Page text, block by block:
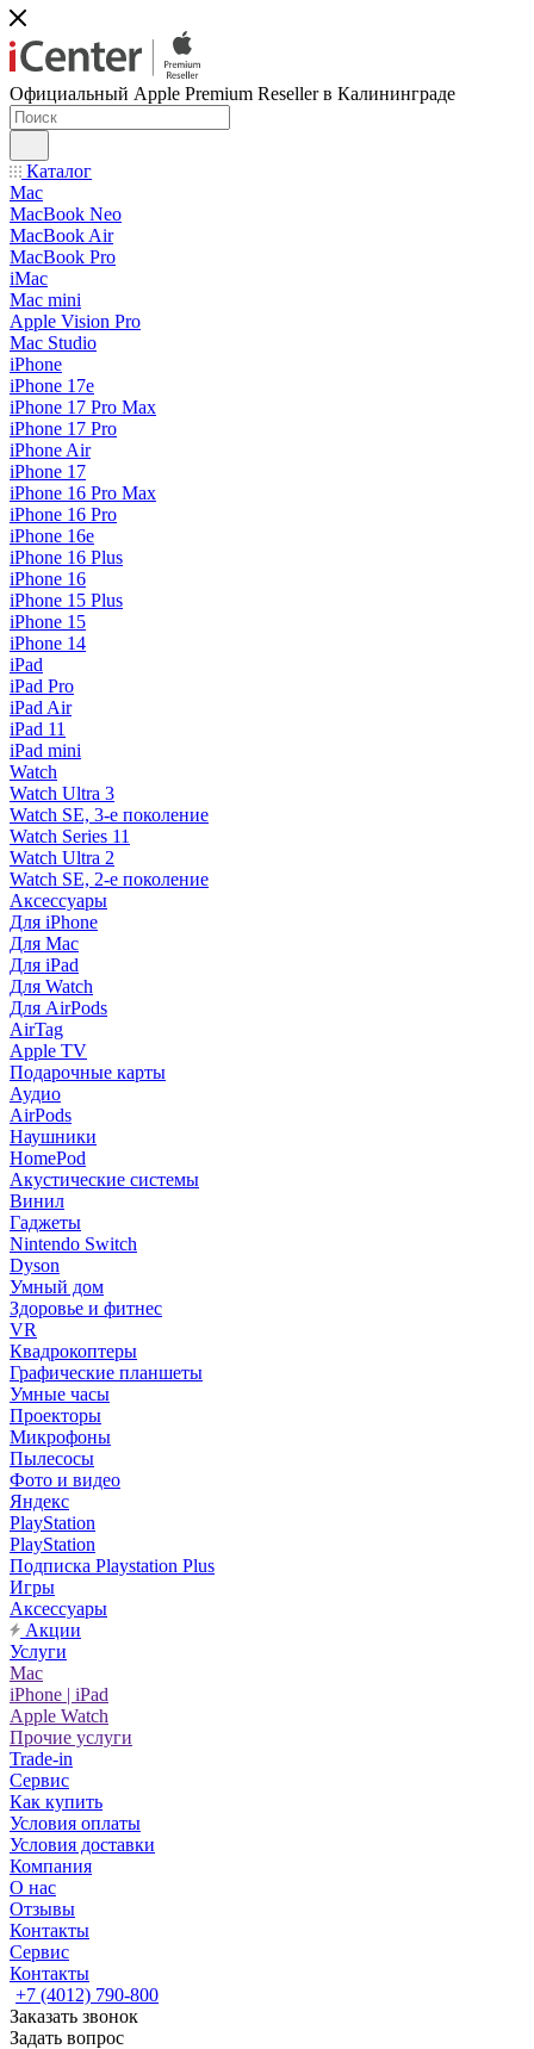
Официальный Apple Premium Reseller в Калининграде
Каталог
Mac
MacBook Neo
MacBook Air
MacBook Pro
iMac
Mac mini
Apple Vision Pro
Mac Studio
iPhone
iPhone 17e
iPhone 17 Pro Max
iPhone 17 Pro
iPhone Air
iPhone 17
iPhone 16 Pro Max
iPhone 16 Pro
iPhone 16e
iPhone 16 Plus
iPhone 16
iPhone 15 Plus
iPhone 15
iPhone 14
iPad
iPad Pro
iPad Air
iPad 11
iPad mini
Watch
Watch Ultra 3
Watch SE, 3-е поколение
Watch Series 11
Watch Ultra 2
Watch SE, 2-е поколение
Аксессуары
Для iPhone
Для Mac
Для iPad
Для Watch
Для AirPods
AirTag
Apple TV
Подарочные карты
Аудио
AirPods
Наушники
HomePod
Акустические системы
Винил
Гаджеты
Nintendo Switch
Dyson
Умный дом
Здоровье и фитнес
VR
Квадрокоптеры
Графические планшеты
Умные часы
Проекторы
Микрофоны
Пылесосы
Фото и видео
Яндекс
PlayStation
PlayStation
Подписка Playstation Plus
Игры
Аксессуары
Акции
Услуги
Mac
iPhone | iPad
Apple Watch
Прочие услуги
Trade-in
Сервис
Как купить
Условия оплаты
Условия доставки
Компания
О нас
Отзывы
Контакты
Сервис
Контакты
+7 (4012) 790-800
Заказать звонок
Задать вопрос